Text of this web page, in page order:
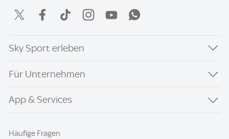
Sky Sport erleben
Für Unternehmen
App & Services
Häufige Fragen